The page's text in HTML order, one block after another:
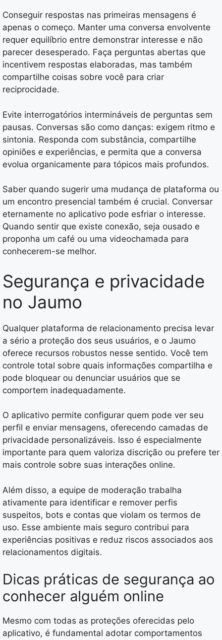
Conseguir respostas nas primeiras mensagens é
apenas o começo. Manter uma conversa envolvente
requer equilíbrio entre demonstrar interesse e não
parecer desesperado. Faça perguntas abertas que
incentivem respostas elaboradas, mas também
compartilhe coisas sobre você para criar
reciprocidade.
Evite interrogatórios intermináveis de perguntas sem
pausas. Conversas são como danças: exigem ritmo e
sintonia. Responda com substância, compartilhe
opiniões e experiências, e permita que a conversa
evolua organicamente para tópicos mais profundos.
Saber quando sugerir uma mudança de plataforma ou
um encontro presencial também é crucial. Conversar
eternamente no aplicativo pode esfriar o interesse.
Quando sentir que existe conexão, seja ousado e
proponha um café ou uma videochamada para
conhecerem-se melhor.
Segurança e privacidade
no Jaumo
Qualquer plataforma de relacionamento precisa levar
a sério a proteção dos seus usuários, e o Jaumo
oferece recursos robustos nesse sentido. Você tem
controle total sobre quais informações compartilha e
pode bloquear ou denunciar usuários que se
comportem inadequadamente.
O aplicativo permite configurar quem pode ver seu
perfil e enviar mensagens, oferecendo camadas de
privacidade personalizáveis. Isso é especialmente
importante para quem valoriza discrição ou prefere ter
mais controle sobre suas interações online.
Além disso, a equipe de moderação trabalha
ativamente para identificar e remover perfis
suspeitos, bots e contas que violam os termos de
uso. Esse ambiente mais seguro contribui para
experiências positivas e reduz riscos associados aos
relacionamentos digitais.
Dicas práticas de segurança ao
conhecer alguém online
Mesmo com todas as proteções oferecidas pelo
aplicativo, é fundamental adotar comportamentos